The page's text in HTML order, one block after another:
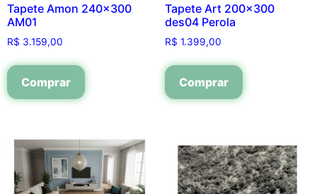
Tapete Amon 240×300
AM01
R$ 3.159,00
Comprar
Tapete Art 200×300
des04 Perola
R$ 1.399,00
Comprar